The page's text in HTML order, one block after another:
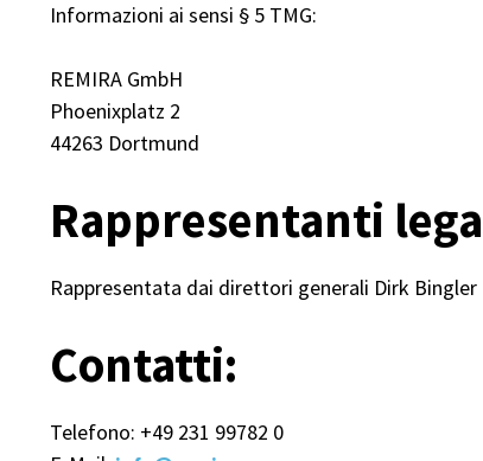
Informazioni ai sensi § 5 TMG:
REMIRA GmbH
Phoenixplatz 2
44263 Dortmund
Rappresentanti
Rappresentata dai direttori generali Dirk Bingler
Contatti:
Telefono: +49 231 99782 0